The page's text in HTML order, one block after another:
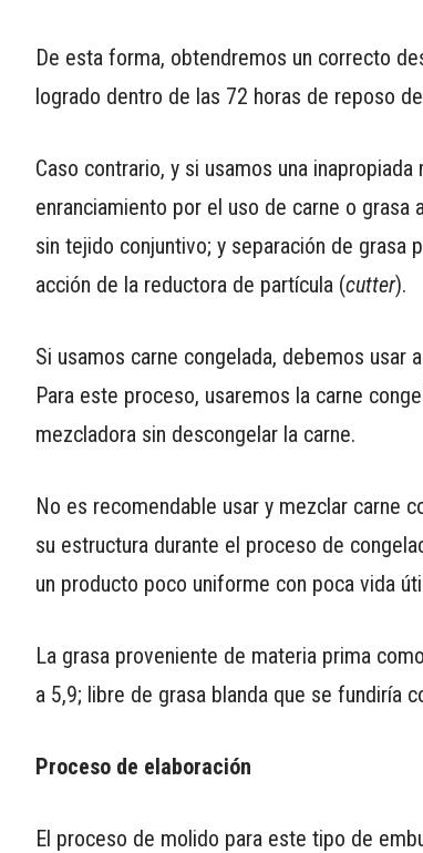
De esta forma, obtendremos un correcto
logrado dentro de las 72 horas de reposo
Caso contrario, y si usamos una
enranciamiento por el uso de carne o
sin tejido conjuntivo; y separación de grasa
acción de la reductora de partícula (cutter).
Si usamos carne congelada, debemos usar
Para este proceso, usaremos la carne
mezcladora sin descongelar la carne.
No es recomendable usar y mezclar carne
su estructura durante el proceso de
un producto poco uniforme con poca vida
La grasa proveniente de materia prima
a 5,9; libre de grasa blanda que se fundiría
Proceso de elaboración
El proceso de molido para este tipo de